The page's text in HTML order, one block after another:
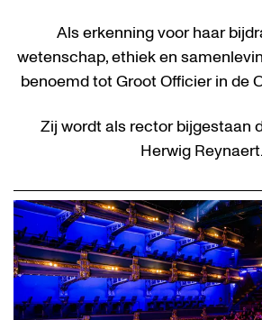
Als erkenning voor haar
wetenschap, ethiek en
benoemd tot Groot Officier in de
Zij wordt als rector bijgestaan
Herwig Reynaert.